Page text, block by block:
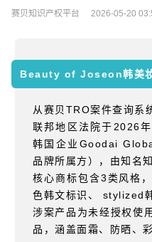
赛贝知识产权平台 2026-05-20
Beauty of Joseon韩美
从赛贝 TRO案件查询系
联邦地区法院于 2026年
韩国企业 Goodai
品牌所属方），由知名
核心商标包含3 类风格
色韩文标识、
stylized
涉案产品为未经授权使
品，涵盖面霜、防晒、